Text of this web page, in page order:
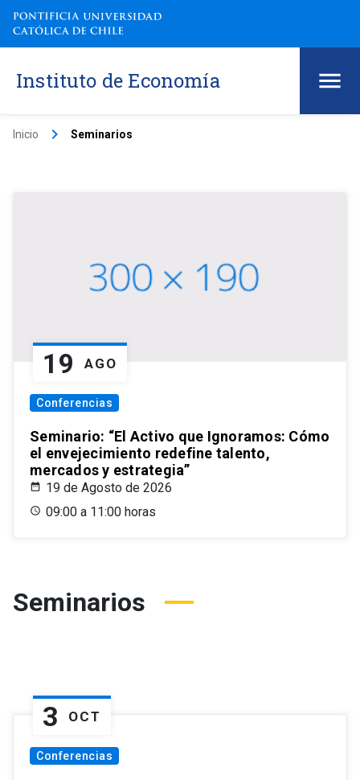
Instituto de Economía
Inicio keyboard_arrow_right Seminarios
19 AGO
Conferencias
Seminario: “El Activo que Ignoramos: Cómo
el envejecimiento redefine talento,
mercados y estrategia”
19 de Agosto de 2026
09:00 a 11:00 horas
Seminarios
3 OCT
Conferencias